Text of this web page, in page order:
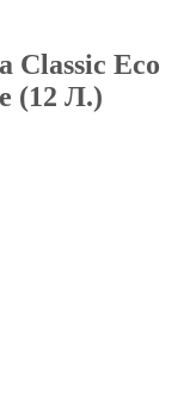
Classic Eco
(12 Л.)